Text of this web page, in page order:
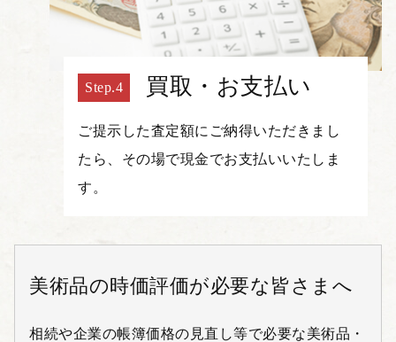
買取・お支払い
ご提示した査定額にご納得いただきまし
たら、その場で現金でお支払いいたしま
す。
美術品の時価評価が必要な皆さまへ
相続や企業の帳簿価格の見直し等で必要な美術品・